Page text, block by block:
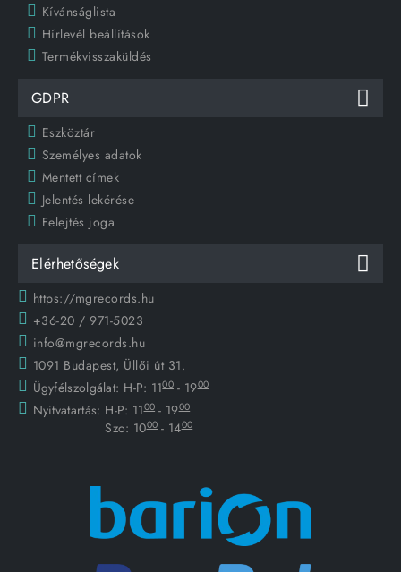
Kívánságlista
Hírlevél beállítások
Termékvisszaküldés
GDPR
Eszköztár
Személyes adatok
Mentett címek
Jelentés lekérése
Felejtés joga
Elérhetőségek
https://mgrecords.hu
+36-20 / 971-5023
info@mgrecords.hu
1091 Budapest, Üllői út 31.
Ügyfélszolgálat: H-P: 1100 - 1900
Nyitvatartás: H-P: 1100 - 1900
Szo: 1000 - 1400